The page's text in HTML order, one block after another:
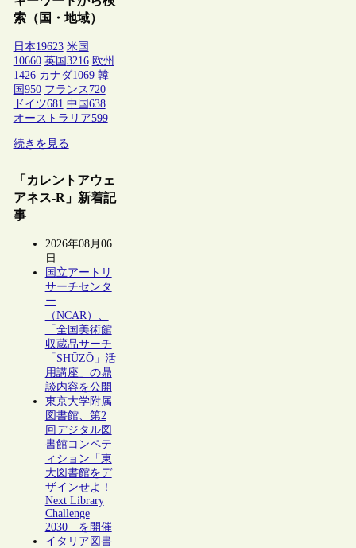
索（国・地域）
日本19623 米国
10660 英国 3216 欧州
1426 カナダ1069 韓
国 950 フランス 720
ドイツ681 中国 638
オーストラリア599
続きを見る
「カレントアウェ
アネス-R」新着記
事
2026年08月06
日
国立アートリ
サーチセンタ
ー
（NCAR）、
「全国美術館
収蔵品サーチ
「SHŪZŌ」活
用講座」の鼎
談内容を公開
東京大学附属
図書館、第2
回デジタル図
書館コンペテ
ィション「東
大図書館をデ
ザインせよ！
Next Library
Challenge
2030」を開催
イタリア図書